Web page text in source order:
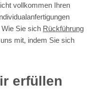
vollkommen Ihren
Sie sich Rückführung
mit, indem Sie sich
erfüllen